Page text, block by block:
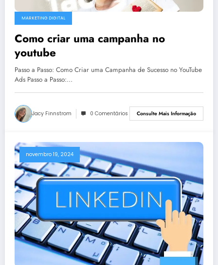
MARKETING DIGITAL
Como criar uma campanha no
youtube
Passo a Passo: Como Criar uma Campanha de Sucesso no YouTube
Ads Passo a Passo:…
Jacy Finnstrom 0 Comentários Consulte Mais Informação
novembro 19, 2024